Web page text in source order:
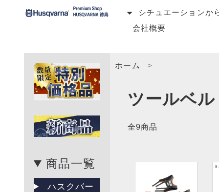
シチュエーションか
会社概要
商品一覧
ハスクバー
ホーム
ツールベ
全9商品